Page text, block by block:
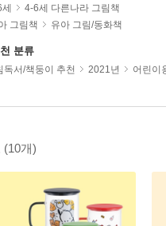
4-6세 다른나라 그림책
그림책 유아 그림/동화책
분류
독서/책둥이 추천 2021년 어린이
(10개)